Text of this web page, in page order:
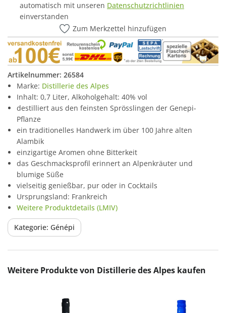
automatisch mit unseren Datenschutzrichtlinien
einverstanden
Zum Merkzettel hinzufügen
Artikelnummer: 26584
Marke: Distillerie des Alpes
Inhalt: 0,7 Liter, Alkoholgehalt: 40% vol
destilliert aus den feinsten Sprösslingen der Genepi-
Pflanze
ein traditionelles Handwerk im über 100 Jahre alten
Alambik
einzigartige Aromen ohne Bitterkeit
das Geschmacksprofil erinnert an Alpenkräuter und
blumige Süße
vielseitig genießbar, pur oder in Cocktails
Ursprungsland: Frankreich
Weitere Produktdetails (LMIV)
Kategorie: Génépi
Produktgalerie überspringen
Weitere Produkte von Distillerie des Alpes kaufen